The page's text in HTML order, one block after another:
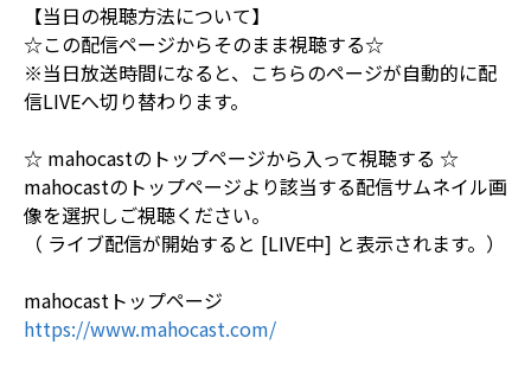
【当日の視聴方法について】
☆この配信ページからそのまま視聴する☆
※当日放送時間になると、こちらのページが自動的に配
信LIVEへ切り替わります。
☆ mahocastのトップページから入って視聴する ☆
mahocastのトップページより該当する配信サムネイル画
像を選択しご視聴ください。
（ ライブ配信が開始すると [LIVE中] と表示されます。）
mahocastトップページ
https://www.mahocast.com/